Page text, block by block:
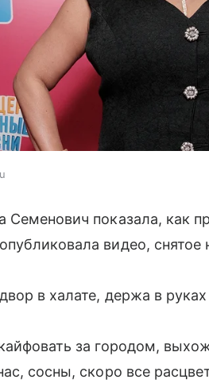
Семенович показала, как
видео, снятое
в халате, держа в
за городом,
сосны, скоро все